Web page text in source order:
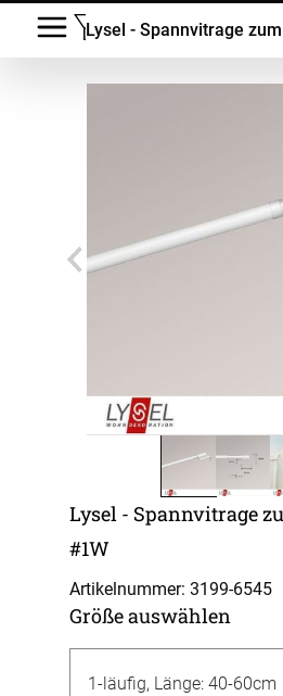
Lysel - Spannvitrage
Lysel - Spannvitrage
#1W
Artikelnummer: 3199-6545
Größe auswählen